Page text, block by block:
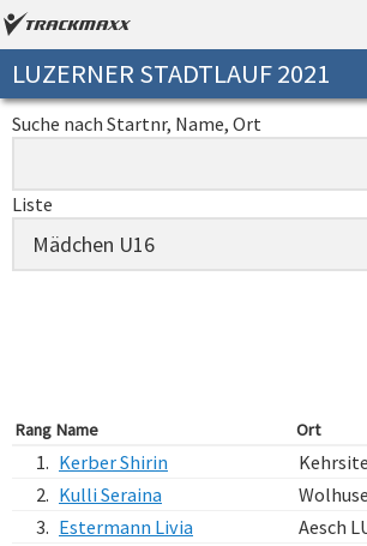
LUZERNER STADTLAUF 2021
Suche nach Startnr, Name, Ort
Liste
Rang Name Ort
1. Kerber Shirin
2. Kulli Seraina
3. Estermann Livia Aesch